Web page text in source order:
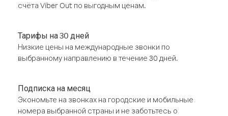
счёта Viber Out по выгодным ценам.
Тарифы на 30 дней
Низкие цены на международные звонки по
выбранному направлению в течение 30 дней.
Подписка на месяц
Экономьте на звонках на городские и мобильные
номера выбранной страны и не заботьтесь о